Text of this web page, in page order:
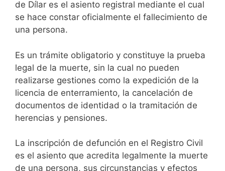
de Dílar es el asiento registral mediante el cual
se hace constar oficialmente el fallecimiento de
una persona.
Es un trámite obligatorio y constituye la prueba
legal de la muerte, sin la cual no pueden
realizarse gestiones como la expedición de la
licencia de enterramiento, la cancelación de
documentos de identidad o la tramitación de
herencias y pensiones.
La inscripción de defunción en el Registro Civil
es el asiento que acredita legalmente la muerte
de una persona, sus circunstancias y efectos